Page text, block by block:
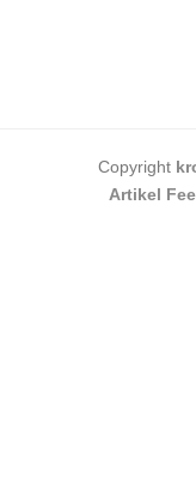
Copyright
Artikel